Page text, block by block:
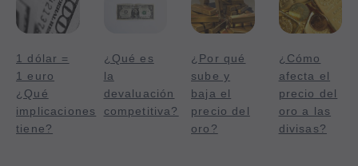
1 dólar =
1 euro
¿Qué
implicaciones
tiene?
¿Qué es
la
devaluación
competitiva?
¿Por qué
sube y
baja el
precio del
oro?
¿Cómo
afecta el
precio del
oro a las
divisas?